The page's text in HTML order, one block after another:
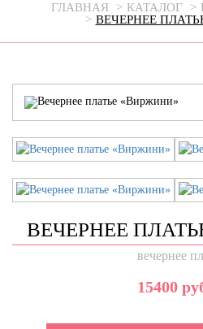
ГЛАВНАЯ КАТАЛОГ
ВЕЧЕРНЕЕ
ВЕЧЕРНЕЕ
вечернее
15400